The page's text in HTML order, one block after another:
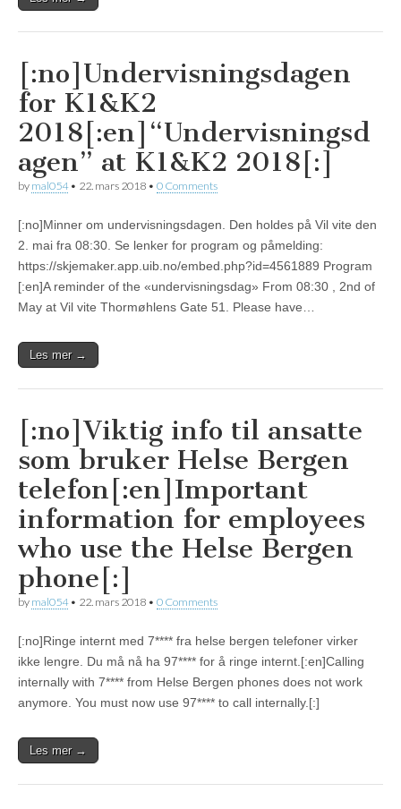
[:no]Undervisningsdagen
for K1&K2
2018[:en]“Undervisningsd
agen” at K1&K2 2018[:]
by mal054• 22. mars 2018 • 0 Comments
[:no]Minner om undervisningsdagen. Den holdes på Vil vite den
2. mai fra 08:30. Se lenker for program og påmelding:
https://skjemaker.app.uib.no/embed.php?id=4561889 Program
[:en]A reminder of the «undervisningsdag» From 08:30 , 2nd of
May at Vil vite Thormøhlens Gate 51. Please have…
Les mer →
[:no]Viktig info til ansatte
som bruker Helse Bergen
telefon[:en]Important
information for employees
who use the Helse Bergen
phone[:]
by mal054• 22. mars 2018 • 0 Comments
[:no]Ringe internt med 7**** fra helse bergen telefoner virker
ikke lengre. Du må nå ha 97**** for å ringe internt.[:en]Calling
internally with 7**** from Helse Bergen phones does not work
anymore. You must now use 97**** to call internally.[:]
Les mer →